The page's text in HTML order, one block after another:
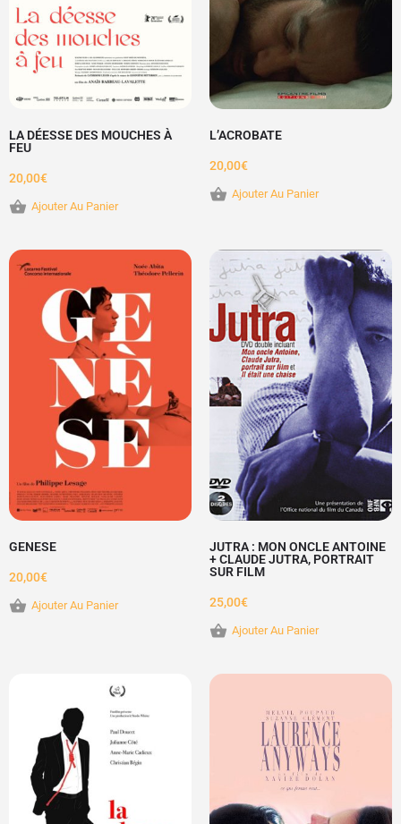
LA DÉESSE DES MOUCHES À
FEU
20,00€
Ajouter Au Panier
L’ACROBATE
20,00€
Ajouter Au Panier
GENESE
20,00€
Ajouter Au Panier
JUTRA : MON ONCLE ANTOINE
+ CLAUDE JUTRA, PORTRAIT
SUR FILM
25,00€
Ajouter Au Panier